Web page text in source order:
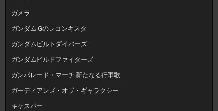
ガメラ
ガンダム Gのレコンギスタ
ガンダムビルドダイバーズ
ガンダムビルドファイターズ
ガンパレード・マーチ 新たなる行軍歌
ガーディアンズ・オブ・ギャラクシー
キャスパー